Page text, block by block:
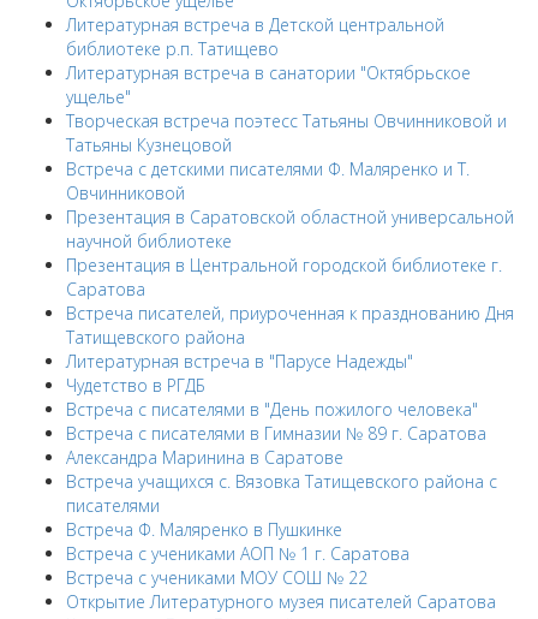
Литературная встреча в Детской центральной
библиотеке р.п. Татищево
Литературная встреча в санатории "Октябрьское
ущелье"
Творческая встреча поэтесс Татьяны Овчинниковой и
Татьяны Кузнецовой
Встреча с детскими писателями Ф. Маляренко и Т.
Овчинниковой
Презентация в Саратовской областной универсальной
научной библиотеке
Презентация в Центральной городской библиотеке г.
Саратова
Встреча писателей, приуроченная к празднованию Дня
Татищевского района
Литературная встреча в "Парусе Надежды"
Чудетство в РГДБ
Встреча с писателями в "День пожилого человека"
Встреча с писателями в Гимназии № 89 г. Саратова
Александра Маринина в Саратове
Встреча учащихся с. Вязовка Татищевского района с
писателями
Встреча Ф. Маляренко в Пушкинке
Встреча с учениками АОП № 1 г. Саратова
Встреча с учениками МОУ СОШ № 22
Открытие Литературного музея писателей Саратова